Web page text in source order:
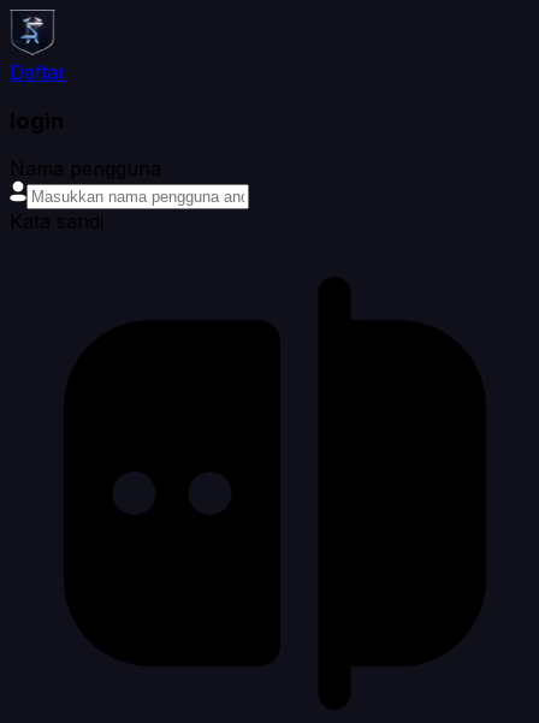
Daftar
login
Nama pengguna
Kata sandi